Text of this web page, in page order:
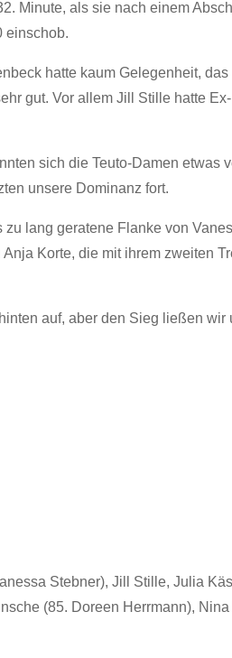
Minute, als sie nach einem
einschob.
hatte kaum Gelegenheit,
gut. Vor allem Jill Stille hatte
sich die Teuto-Damen etwas
unsere Dominanz fort.
lang geratene Flanke von
Korte, die mit ihrem zweiten
auf, aber den Sieg ließen wir
Stebner), Jill Stille, Julia
(85. Doreen Herrmann),